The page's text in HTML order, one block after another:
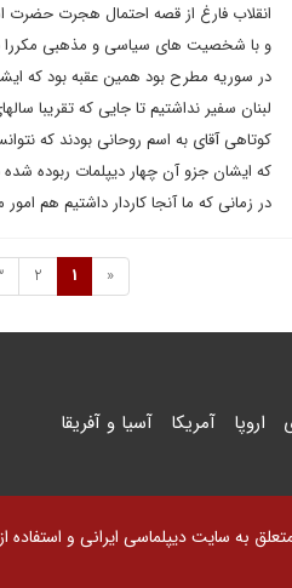
انقلاب فارغ از قصه احتمال هجرت حضرت
و با شخصیت های سیاسی و مذهبی مکررا به
در سوریه مطرح بود همین عقبه بود که
لبنان سفیر نداشتیم تا جایی که تقریبا
کوتاهی آقای به اسم روحانی بودند که
که ایشان جزو آن چهار دیپلمات ربوده
در زمانی که ما آنجا کاردار داشتیم هم
«
1
2
اروپا آمریکا آسیا و آفریقا
به سایت دیپلماسی ایرانی و استفاده